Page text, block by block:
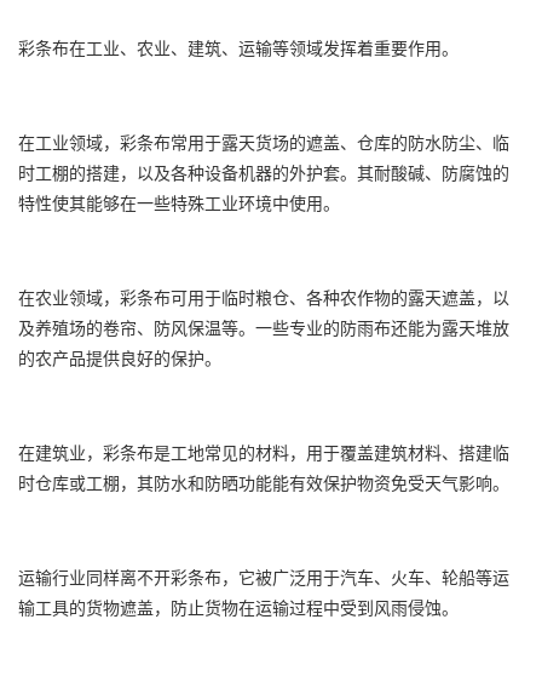
彩条布在工业、农业、建筑、运输等领域发挥着重要作用。
在工业领域，彩条布常用于露天货场的遮盖、仓库的防水防尘、临
时工棚的搭建，以及各种设备机器的外护套。其耐酸碱、防腐蚀的
特性使其能够在一些特殊工业环境中使用。
在农业领域，彩条布可用于临时粮仓、各种农作物的露天遮盖，以
及养殖场的卷帘、防风保温等。一些专业的防雨布还能为露天堆放
的农产品提供良好的保护。
在建筑业，彩条布是工地常见的材料，用于覆盖建筑材料、搭建临
时仓库或工棚，其防水和防晒功能能有效保护物资免受天气影响。
运输行业同样离不开彩条布，它被广泛用于汽车、火车、轮船等运
输工具的货物遮盖，防止货物在运输过程中受到风雨侵蚀。